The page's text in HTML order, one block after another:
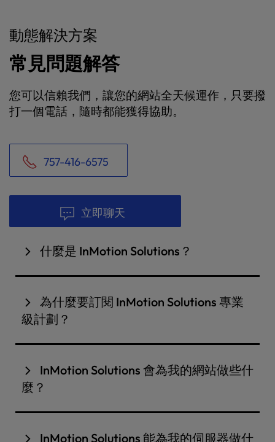
動態解決方案
常見問題解答
您可以信賴我們，讓您的網站全天候運作，只要撥
打一個電話，隨時都能獲得協助。
757-416-6575
立即聊天
什麼是 InMotion Solutions？
InMotion Solutions 是一個由內部系統管理員團隊
佳化等服務。他們能確保您的網站獲得高水準的照
顧，讓您可以放鬆心情，專心發展您的業務。
為什麼要訂閱 InMotion Solutions 專業
級計劃？
無論您是要轉移多個應用程式、簡單的網站或整個伺
程天衣無縫。您的滿意是我們的首要任務。當您的開
發人員可以管理網站的前端時，讓我們幫您優化您的
InMotion Solutions 會為我的網站做些什
麼？
我們可以提供伺服器端最佳化解決方案，以確保您的
InMotion Solutions 能為我的伺服器做什